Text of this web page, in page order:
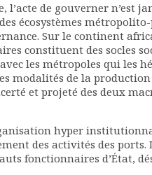
de gouverner n’est
écosystèmes
Sur le continent
constituent des socles
les métropoles qui les
modalités de la
et projeté des deux
hyper
des activités des ports.
fonctionnaires d’État,